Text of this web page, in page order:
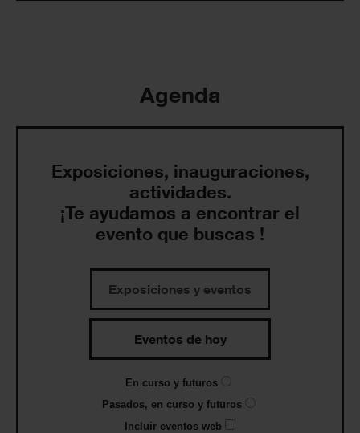
Agenda
Exposiciones, inauguraciones,
actividades.
¡Te ayudamos a encontrar el
evento que buscas !
Exposiciones y eventos
Eventos de hoy
En curso y futuros
Pasados, en curso y futuros
Incluir eventos web